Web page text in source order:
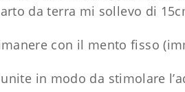
da terra mi sollevo di
con il mento fisso
in modo da stimolare